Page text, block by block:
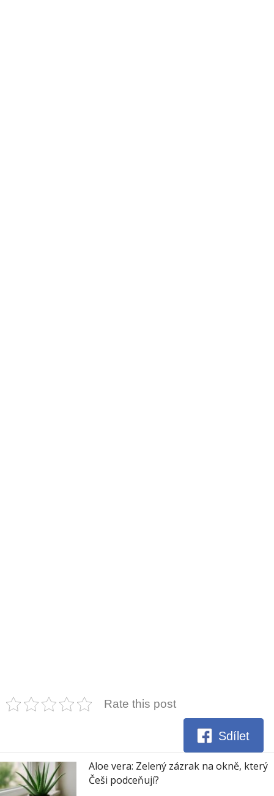
Rate this post
Sdílet
Aloe vera: Zelený zázrak na okně, který
Češi podceňují?